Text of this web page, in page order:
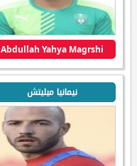
Abdullah Yahya Magrshi
نيمانيا ميليتش